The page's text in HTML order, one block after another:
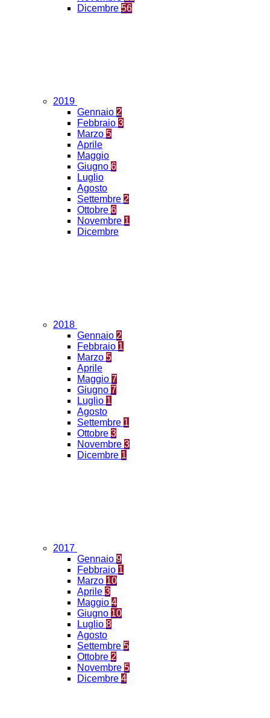
Dicembre 56
2019
Gennaio 2
Febbraio 3
Marzo 5
Aprile
Maggio
Giugno 6
Luglio
Agosto
Settembre 2
Ottobre 6
Novembre 1
Dicembre
2018
Gennaio 2
Febbraio 1
Marzo 5
Aprile
Maggio 7
Giugno 7
Luglio 1
Agosto
Settembre 1
Ottobre 3
Novembre 3
Dicembre 1
2017
Gennaio 9
Febbraio 1
Marzo 10
Aprile 3
Maggio 4
Giugno 10
Luglio 8
Agosto
Settembre 5
Ottobre 2
Novembre 5
Dicembre 4